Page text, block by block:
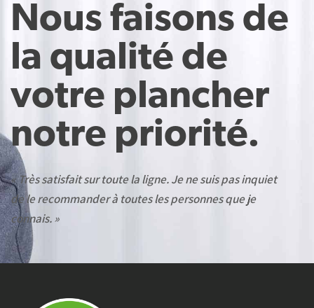
Nous faisons de
la qualité de
votre plancher
notre priorité.
« Très satisfait sur toute la ligne. Je ne suis pas inquiet
de le recommander à toutes les personnes que je
connais. »